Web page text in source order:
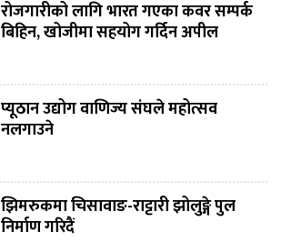
रोजगारीको लागि भारत गएका कवर सम्पर्क
बिहिन, खोजीमा सहयोग गर्दिन अपील
प्यूठान उद्योग वाणिज्य संघले महोत्सव
नलगाउने
झिमरुकमा चिसावाङ-राट्टारी झोलुङ्गे पुल
निर्माण गरिदैं